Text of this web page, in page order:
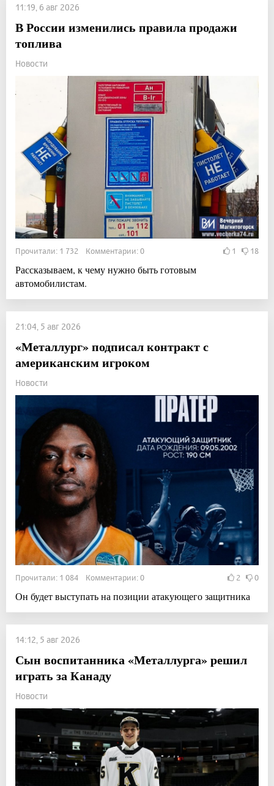
11:19, 6 авг 2026
В России изменились правила продажи
топлива
Новости
Прочитали: 1 732 Комментарии: 0 1 18
Рассказываем, к чему нужно быть готовым
автомобилистам.
21:04, 5 авг 2026
«Металлург» подписал контракт с
американским игроком
Новости
Прочитали: 1 084 Комментарии: 0 2 0
Он будет выступать на позиции атакующего защитника
14:12, 5 авг 2026
Сын воспитанника «Металлурга» решил
играть за Канаду
Новости